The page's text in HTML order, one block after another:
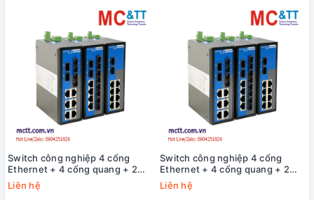
Switch công nghiệp 4 cổng
Ethernet + 4 cổng quang + 2
cổng Gigabit SFP 3Onedata
IES2010-4T4F2GS-P220
Liên hệ
Switch công nghiệp 4 cổng
Ethernet + 4 cổng quang + 2
cổng Gigabit SFP 3Onedata
IES2010-4T4F2GS-2P48
Liên hệ